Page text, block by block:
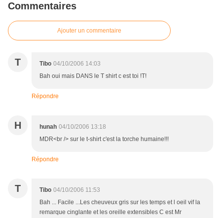
Commentaires
Ajouter un commentaire
T Tibo 04/10/2006 14:03
Bah oui mais DANS le T shirt c est toi !T!
Répondre
H hunah 04/10/2006 13:18
MDR<br /> sur le t-shirt c'est la torche humaine!!!
Répondre
T Tibo 04/10/2006 11:53
Bah ... Facile ...Les cheuveux gris sur les temps et l oeil vif la
remarque cinglante et les oreille extensibles C est Mr